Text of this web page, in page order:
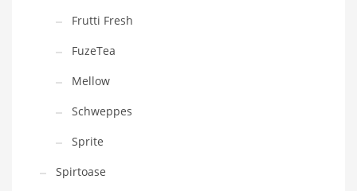
Frutti Fresh
FuzeTea
Mellow
Schweppes
Sprite
Spirtoase